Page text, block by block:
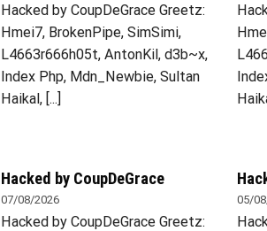
Hacked by CoupDeGrace Greetz:
Hmei7, BrokenPipe, SimSimi,
L4663r666h05t, AntonKil, d3b~x,
Index Php, Mdn_Newbie, Sultan
Haikal, [...]
Hacked by CoupDeGrace
07/08/2026
Hacked by CoupDeGrace Greetz:
05/